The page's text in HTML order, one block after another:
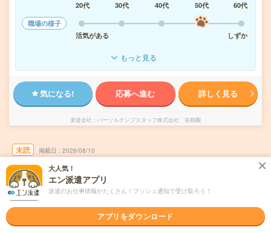
20代
30代 40代 50代
60代
職場の様子
活気がある
しずか
もっと見る
気になる! 応募へ進む 詳しく見る
派遣会社 パーソルテンプスタッフ株式会社 首都圏
未読 掲載日 2026/08/10
1700円＊大手企業！データ集計や資料作成を
行う事務サポート！豊田駅近
大人気！
エン派遣アプリ
派遣のお仕事情報がたくさん！プッシュ通知で受け取ろう！
アプリをダウンロード